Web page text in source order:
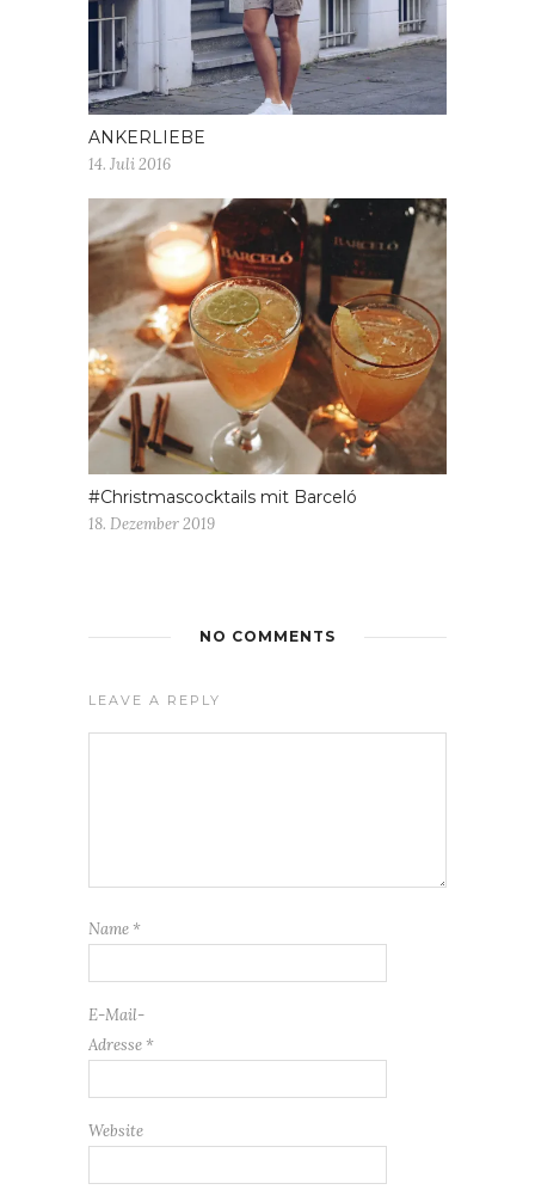
ANKERLIEBE
14. Juli 2016
#Christmascocktails mit Barceló
18. Dezember 2019
NO COMMENTS
LEAVE A REPLY
Name *
E-Mail-
Adresse *
Website